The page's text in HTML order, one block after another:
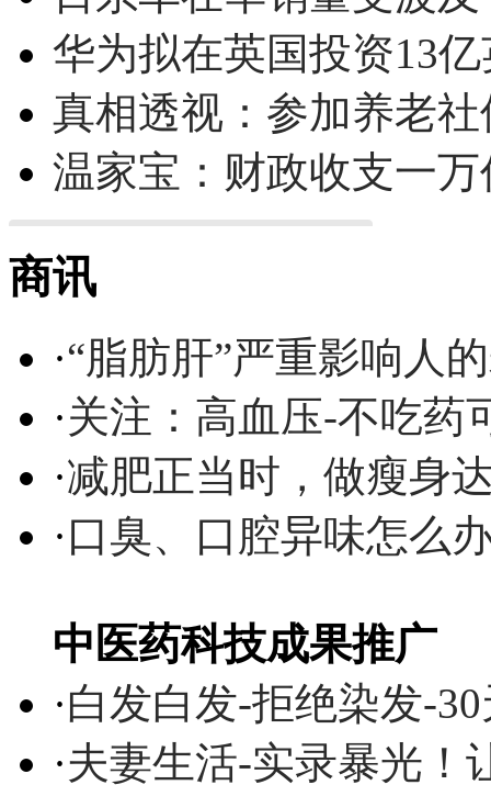
华为拟在英国投资13
真相透视：参加养老
温家宝：财政收支一
商讯
·“脂肪肝”严重影响人
·关注：高血压-不吃药
·减肥正当时，做瘦身
·口臭、口腔异味怎么
中医药科技成果推广
·白发白发-拒绝染发-
·夫妻生活-实录暴光！